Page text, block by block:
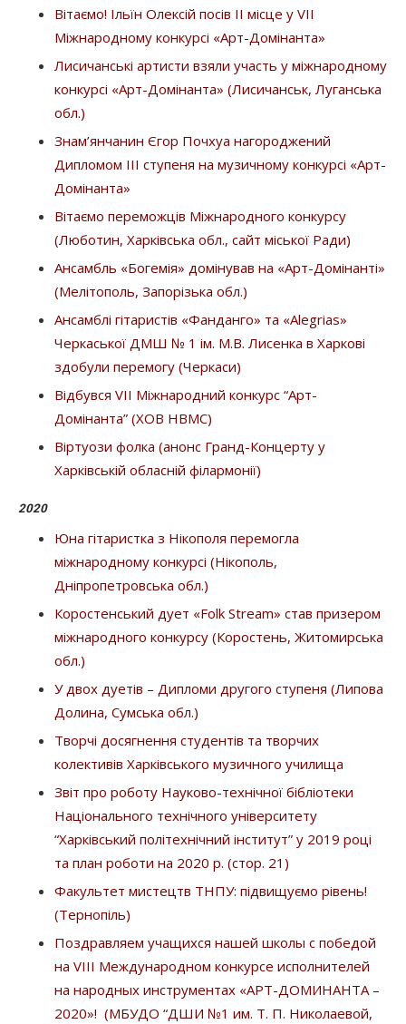
Вітаємо! Ільїн Олексій посів ІІ місце у VII
Міжнародному конкурсі «Арт-Домінанта»
Лисичанські артисти взяли участь у міжнародному
конкурсі «Арт-Домінанта» (Лисичанськ, Луганська
обл.)
Знам’янчанин Єгор Почхуа нагороджений
Дипломом ІІІ ступеня на музичному конкурсі «Арт-
Домінанта»
Вітаємо переможців Міжнародного конкурсу
(Люботин, Харківська обл., сайт міської Ради)
Ансамбль «Богемія» домінував на «Арт-Домінанті»
(Мелітополь, Запорізька обл.)
Ансамблі гітаристів «Фанданго» та «Alegrias»
Черкаської ДМШ № 1 ім. М.В. Лисенка в Харкові
здобули перемогу (Черкаси)
Відбувся VII Міжнародний конкурс “Арт-
Домінанта” (ХОВ НВМС)
Віртуози фолка (анонс Гранд-Концерту у
Харківській обласній філармонії)
2020
Юна гітаристка з Нікополя перемогла
міжнародному конкурсі (Нікополь,
Дніпропетровська обл.)
Коростенський дует «Folk Stream» став призером
міжнародного конкурсу (Коростень, Житомирська
обл.)
У двох дуетів – Дипломи другого ступеня (Липова
Долина, Сумська обл.)
Творчі досягнення студентів та творчих
колективів Харківського музичного училища
Звіт про роботу Науково-технічної бібліотеки
Національного технічного університету
“Харківський політехнічний інститут” у 2019 році
та план роботи на 2020 р. (стор. 21)
Факультет мистецтв ТНПУ: підвищуємо рівень!
(Тернопіль)
Поздравляем учащихся нашей школы с победой
на VIII Международном конкурсе исполнителей
на народных инструментах «АРТ-ДОМИНАНТА –
2020»! (МБУДО “ДШИ №1 им. Т. П. Николаевой,